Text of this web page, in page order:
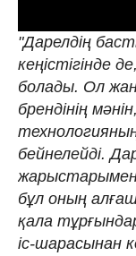
"Дарелдің
кеңістігінде
болады. Ол
брендінің
бейнелейді.
жарыстарымен
бұл оның
қала
іс-шарасынан